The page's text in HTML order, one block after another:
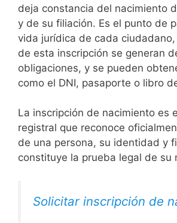
deja constancia del nacimiento
y de su filiación. Es el punto de
vida jurídica de cada
de esta inscripción se generan
obligaciones, y se pueden
como el DNI, pasaporte o libro
La inscripción de nacimiento es
registral que reconoce
de una persona, su identidad y
constituye la prueba legal de su
Solicitar inscripción de